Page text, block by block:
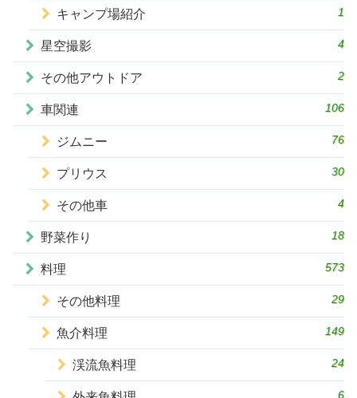
キャンプ場紹介 1
星空撮影 4
その他アウトドア 2
車関連 106
ジムニー 76
プリウス 30
その他車 4
野菜作り 18
料理 573
その他料理 29
魚介料理 149
渓流魚料理 24
6